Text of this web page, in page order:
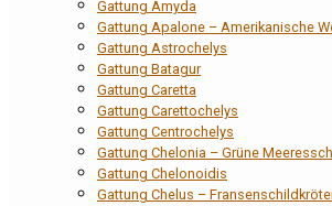
Gattung Amyda
Gattung Apalone – Amerikanische
Gattung Astrochelys
Gattung Batagur
Gattung Caretta
Gattung Carettochelys
Gattung Centrochelys
Gattung Chelonia – Grüne
Gattung Chelonoidis
Gattung Chelus –